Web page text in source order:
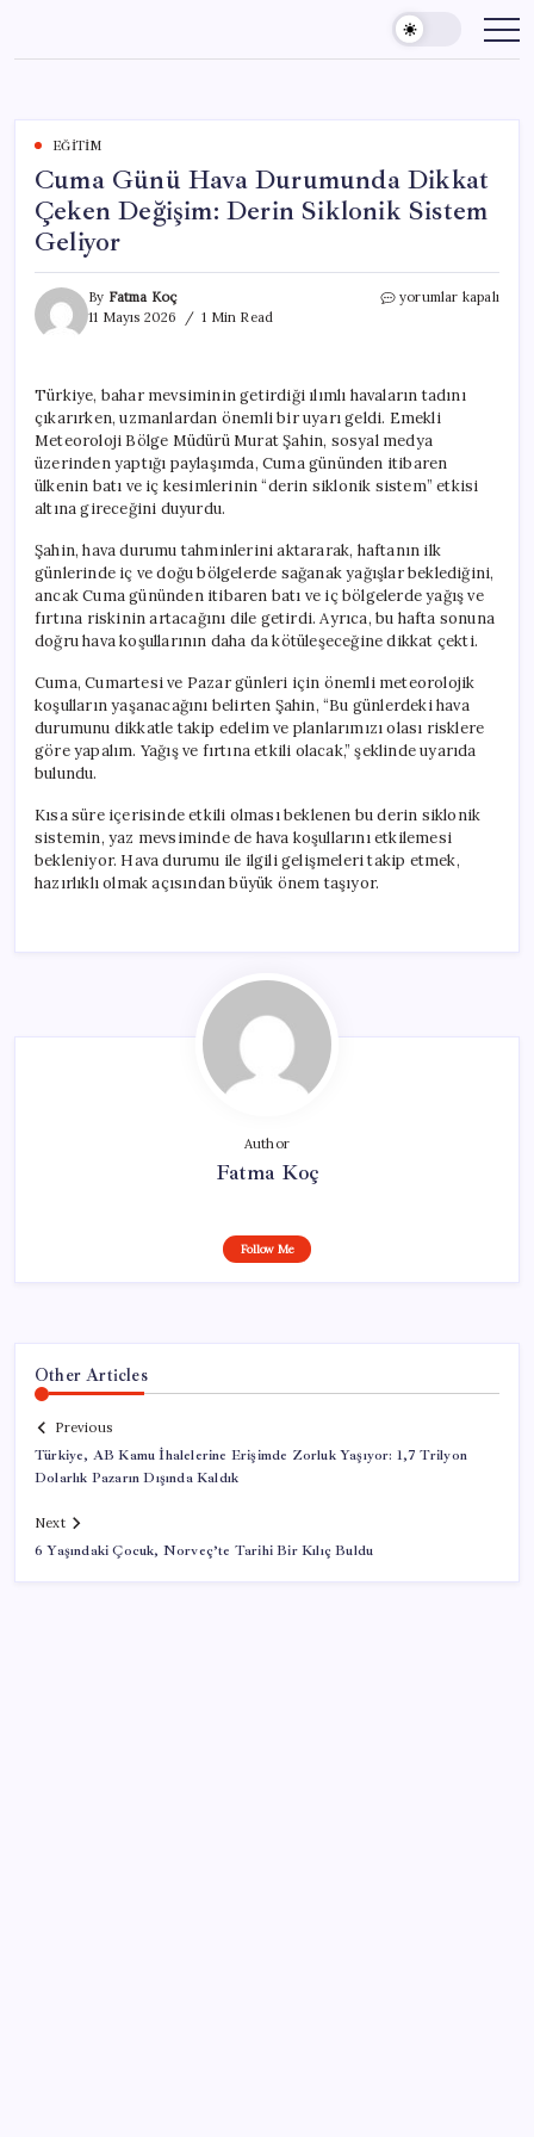
content
EĞITIM
Cuma Günü Hava Durumunda Dikkat
Çeken Değişim: Derin Siklonik Sistem
Geliyor
By Fatma Koç
11 Mayıs 2026
1 Min Read
Cuma
Çeken
Değişim:
Derin
Siklonik
Sistem
yorumlar kapalı
Türkiye, bahar mevsiminin getirdiği ılımlı havaların tadını
çıkarırken, uzmanlardan önemli bir uyarı geldi. Emekli
Meteoroloji Bölge Müdürü Murat Şahin, sosyal medya
üzerinden yaptığı paylaşımda, Cuma gününden itibaren
ülkenin batı ve iç kesimlerinin “derin siklonik sistem” etkisi
altına gireceğini duyurdu.
Şahin, hava durumu tahminlerini aktararak, haftanın ilk
günlerinde iç ve doğu bölgelerde sağanak yağışlar beklediğini,
ancak Cuma gününden itibaren batı ve iç bölgelerde yağış ve
fırtına riskinin artacağını dile getirdi. Ayrıca, bu hafta sonuna
doğru hava koşullarının daha da kötüleşeceğine dikkat çekti.
Cuma, Cumartesi ve Pazar günleri için önemli meteorolojik
koşulların yaşanacağını belirten Şahin, “Bu günlerdeki hava
durumunu dikkatle takip edelim ve planlarımızı olası risklere
göre yapalım. Yağış ve fırtına etkili olacak,” şeklinde uyarıda
bulundu.
Kısa süre içerisinde etkili olması beklenen bu derin siklonik
sistemin, yaz mevsiminde de hava koşullarını etkilemesi
bekleniyor. Hava durumu ile ilgili gelişmeleri takip etmek,
hazırlıklı olmak açısından büyük önem taşıyor.
Author
Fatma Koç
Follow Me
Other Articles
Previous
Türkiye, AB Kamu İhalelerine Erişimde Zorluk Yaşıyor: 1,7 Trilyon
Dolarlık Pazarın Dışında Kaldık
Next
6 Yaşındaki Çocuk, Norveç’te Tarihi Bir Kılıç Buldu